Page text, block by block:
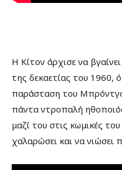
Η Κίτον άρχισε να
της δεκαετίας του 1960,
παράσταση του
πάντα ντροπαλή
μαζί του στις κωμικές
χαλαρώσει και να νιώσει